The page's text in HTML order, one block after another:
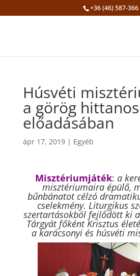
+36 (46) 587-366
Húsvéti
a görög
előadásában
ápr 17, 2019| Egyéb
Misztériumjáték: a
misztériumaira épülő,
bűnbánatot célzó
cselekmény. Liturgikus
szertartásokból fejlődött ki
Tárgyát főként Krisztus
a karácsonyi és húsvéti